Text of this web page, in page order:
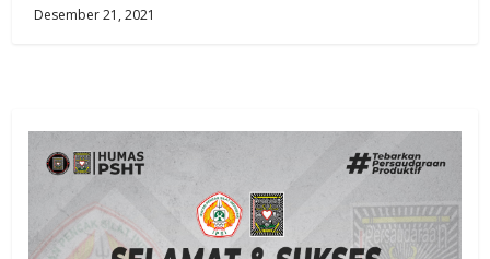
Desember 21, 2021